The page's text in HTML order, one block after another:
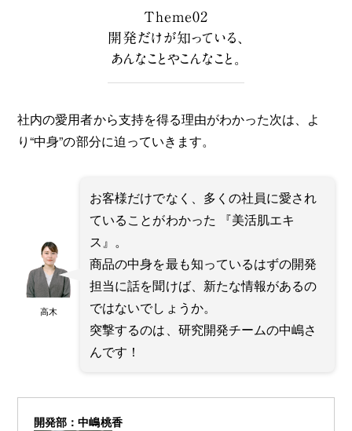
Theme02
開発だけが知っている、
あんなことやこんなこと。
社内の愛用者から支持を得る理由がわかった次は、よ
り“中身”の部分に迫っていきます。
高木
お客様だけでなく、多くの社員に愛され
ていることがわかった 『美活肌エキ
ス』。
商品の中身を最も知っているはずの開発
担当に話を聞けば、新たな情報があるの
ではないでしょうか。
突撃するのは、研究開発チームの中嶋さ
んです！
開発部：中嶋桃香